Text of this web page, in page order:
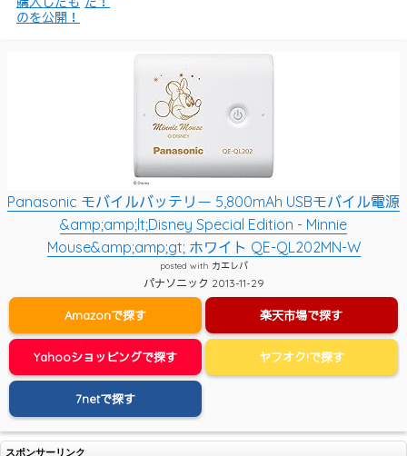
のを公開！
Panasonic モバイルバッテリー 5,800mAh USBモバイル電源
&amp;amp;lt;Disney Special Edition - Minnie
Mouse&amp;amp;gt; ホワイト QE-QL202MN-W
posted with カエレバ
パナソニック 2013-11-29
Amazonで探す 楽天市場で探す
Yahooショッピングで探す ヤフオク!で探す
7netで探す
スポンサーリンク